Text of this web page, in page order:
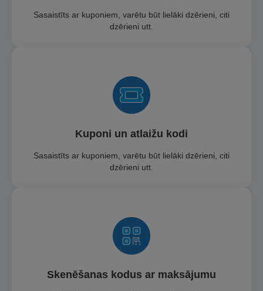
Sasaistīts ar kuponiem, varētu būt lielāki dzērieni, citi
dzērieni utt.
Kuponi un atlaižu kodi
Sasaistīts ar kuponiem, varētu būt lielāki dzērieni, citi
dzērieni utt.
Skenēšanas kodus ar maksājumu